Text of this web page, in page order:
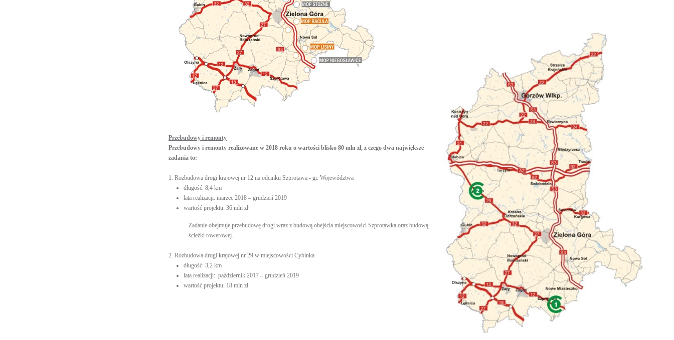
Przebudowy i remonty
Przebudowy i remonty realizowane w 2018 roku o wartości blisko 80 mln zł, z czego dwa największe
zadania to:
1. Rozbudowa drogi krajowej nr 12 na odcinku Szprotawa - gr. Województwa
długość: 8,4 km
lata realizacji: marzec 2018 – grudzień 2019
wartość projektu: 36 mln zł
Zadanie obejmuje przebudowę drogi wraz z budową obejścia miejscowości Szprotawka oraz budową
ścieżki rowerowej.
2. Rozbudowa drogi krajowej nr 29 w miejscowości Cybinka
długość: 3,2 km
lata realizacji: październik 2017 – grudzień 2019
wartość projektu: 18 mln zł